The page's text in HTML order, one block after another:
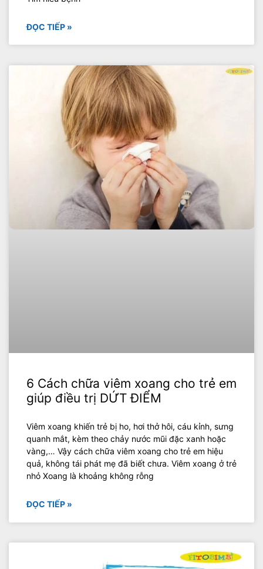
ĐỌC TIẾP »
6 Cách chữa viêm xoang cho trẻ em
giúp điều trị DỨT ĐIỂM
Viêm xoang khiến trẻ bị ho, hơi thở hôi, cáu kỉnh, sưng
quanh mắt, kèm theo chảy nước mũi đặc xanh hoặc
vàng,… Vậy cách chữa viêm xoang cho trẻ em hiệu
quả, không tái phát mẹ đã biết chưa. Viêm xoang ở trẻ
nhỏ Xoang là khoảng không rỗng
ĐỌC TIẾP »